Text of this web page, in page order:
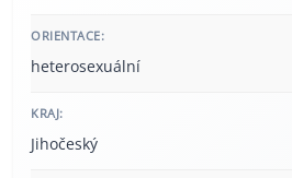
ORIENTACE:
heterosexuální
KRAJ:
Jihočeský